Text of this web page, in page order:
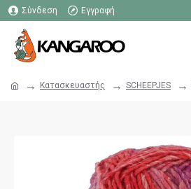
Σύνδεση Εγγραφή
Κατασκευαστής SCHEEPJES